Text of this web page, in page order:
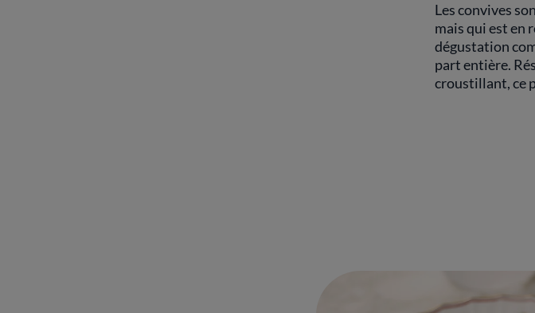
Les convives
mais qui est en
dégustation
part entière.
croustillant, ce